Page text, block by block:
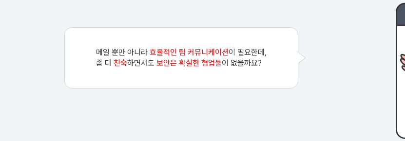
메일 뿐만 아니라 효율적인 팀 커뮤니케이션이 필요한데,
좀 더 친숙하면서도 보안은 확실한 협업툴이 없을까요?